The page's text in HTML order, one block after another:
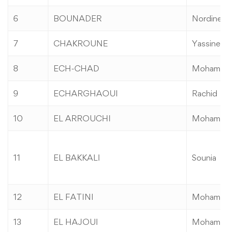
6 BOUNADER Nordine
7 CHAKROUNE Yassine
8 ECH-CHAD
9 ECHARGHAOUI Rachid
10 EL ARROUCHI
11 EL BAKKALI Sounia
12 EL FATINI
13 EL HAJOUI